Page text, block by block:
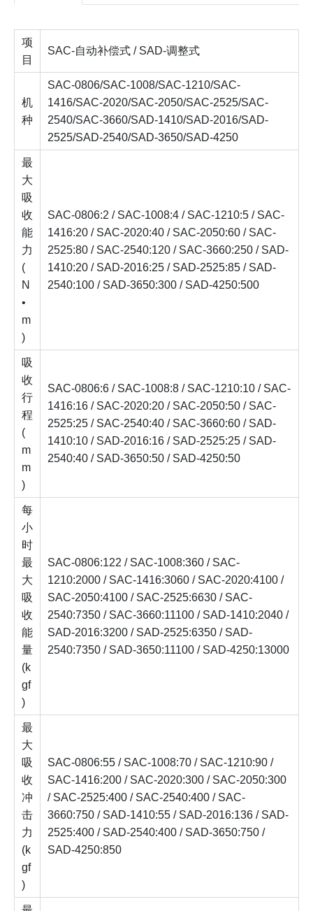
项
目
SAC-自动补偿式 / SAD-调整式
机
种
SAC-0806/SAC-1008/SAC-1210/SAC-
1416/SAC-2020/SAC-2050/SAC-2525/SAC-
2540/SAC-3660/SAD-1410/SAD-2016/SAD-
2525/SAD-2540/SAD-3650/SAD-4250
最
大
吸
收
能
力
(
N
•
m
)
SAC-0806:2 / SAC-1008:4 / SAC-1210:5 / SAC-
1416:20 / SAC-2020:40 / SAC-2050:60 / SAC-
2525:80 / SAC-2540:120 / SAC-3660:250 / SAD-
1410:20 / SAD-2016:25 / SAD-2525:85 / SAD-
2540:100 / SAD-3650:300 / SAD-4250:500
吸
收
行
程
(
m
m
)
SAC-0806:6 / SAC-1008:8 / SAC-1210:10 / SAC-
1416:16 / SAC-2020:20 / SAC-2050:50 / SAC-
2525:25 / SAC-2540:40 / SAC-3660:60 / SAD-
1410:10 / SAD-2016:16 / SAD-2525:25 / SAD-
2540:40 / SAD-3650:50 / SAD-4250:50
每
小
时
最
大
吸
收
能
量
(k
gf
)
SAC-0806:122 / SAC-1008:360 / SAC-
1210:2000 / SAC-1416:3060 / SAC-2020:4100 /
SAC-2050:4100 / SAC-2525:6630 / SAC-
2540:7350 / SAC-3660:11100 / SAD-1410:2040 /
SAD-2016:3200 / SAD-2525:6350 / SAD-
2540:7350 / SAD-3650:11100 / SAD-4250:13000
最
大
吸
收
冲
击
力
(k
gf
)
SAC-0806:55 / SAC-1008:70 / SAC-1210:90 /
SAC-1416:200 / SAC-2020:300 / SAC-2050:300
/ SAC-2525:400 / SAC-2540:400 / SAC-
3660:750 / SAD-1410:55 / SAD-2016:136 / SAD-
2525:400 / SAD-2540:400 / SAD-3650:750 /
SAD-4250:850